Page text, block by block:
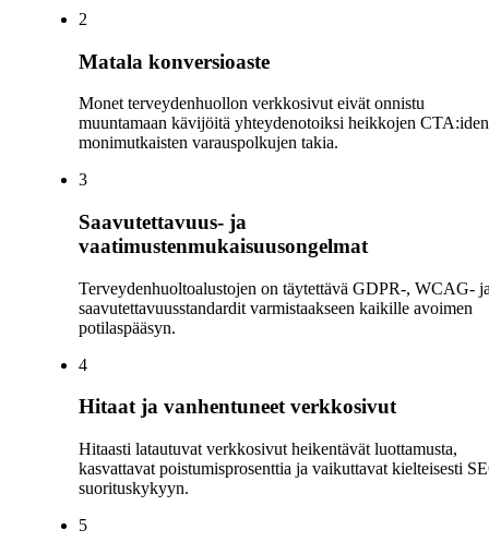
2
Matala konversioaste
Monet terveydenhuollon verkkosivut eivät onnistu
muuntamaan kävijöitä yhteydenotoiksi heikkojen
monimutkaisten varauspolkujen takia.
3
Saavutettavuus- ja
vaatimustenmukaisuusongelmat
Terveydenhuoltoalustojen on täytettävä GDPR-, WCAG-
saavutettavuusstandardit varmistaakseen kaikille avoimen
potilaspääsyn.
4
Hitaat ja vanhentuneet verkkosivut
Hitaasti latautuvat verkkosivut heikentävät luottamusta,
kasvattavat poistumisprosenttia ja vaikuttavat kielteisesti
suorituskykyyn.
5